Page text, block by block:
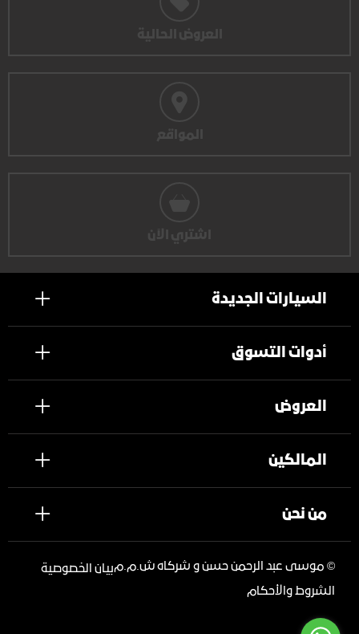
العروض الحالية
المواقع
السيارات الجديدة
أدوات التسوق
العروض
المالكين
من نحن
© موسى عبد الرحمن حسن و شركاه ش.م.مبيان الخصوصية
الشروط والأحكام